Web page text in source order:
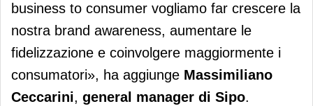
business to consumer vogliamo far crescere la
nostra brand awareness, aumentare le
fidelizzazione e coinvolgere maggiormente i
consumatori», ha aggiunge Massimiliano
Ceccarini, general manager di Sipo.